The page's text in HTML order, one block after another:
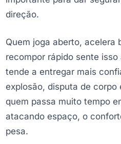
direção.
Quem joga aberto, acelera
recompor rápido sente
tende a entregar mais
explosão, disputa de corpo
quem passa muito tempo
atacando espaço, o
pesa.